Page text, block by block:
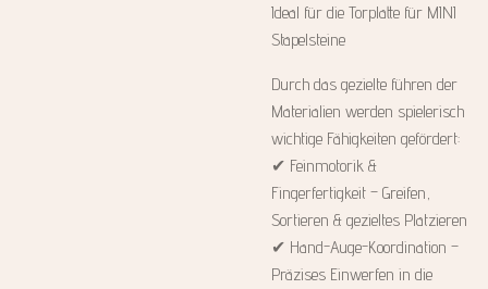
Ideal für die Torplatte für MINI
Stapelsteine
Durch das gezielte führen der
Materialien werden spielerisch
wichtige Fähigkeiten gefördert:
✔ Feinmotorik &
Fingerfertigkeit – Greifen,
Sortieren & gezieltes Platzieren
✔ Hand-Auge-Koordination –
Präzises Einwerfen in die